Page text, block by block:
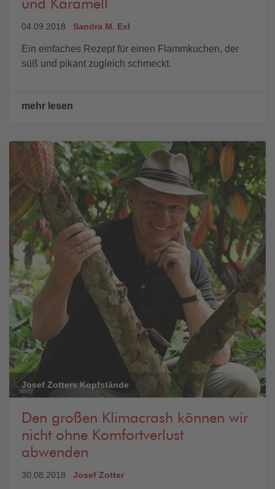
und Karamell
04.09.2018 Sandra M. Exl
Ein einfaches Rezept für einen Flammkuchen, der
süß und pikant zugleich schmeckt.
mehr lesen
Josef Zotters Kopfstände
Den großen Klimacrash können wir
nicht ohne Komfortverlust
abwenden
30.08.2018 Josef Zotter